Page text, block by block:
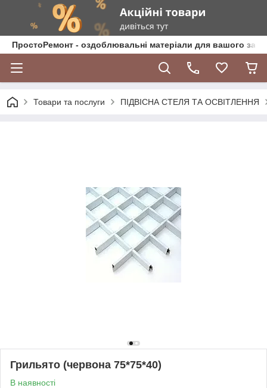
ПростоРемонт - оздоблювальні матеріали для вашого
Товари та послуги ПІДВІСНА СТЕЛЯ ТА ОСВІТЛЕННЯ
Грильято (червона 75*75*40)
В наявності